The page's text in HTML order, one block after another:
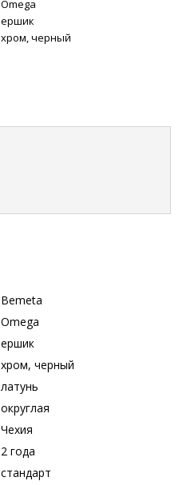
Omega
ершик
хром, черный
Bemeta
Omega
ершик
хром, черный
латунь
округлая
Чехия
2 года
стандарт